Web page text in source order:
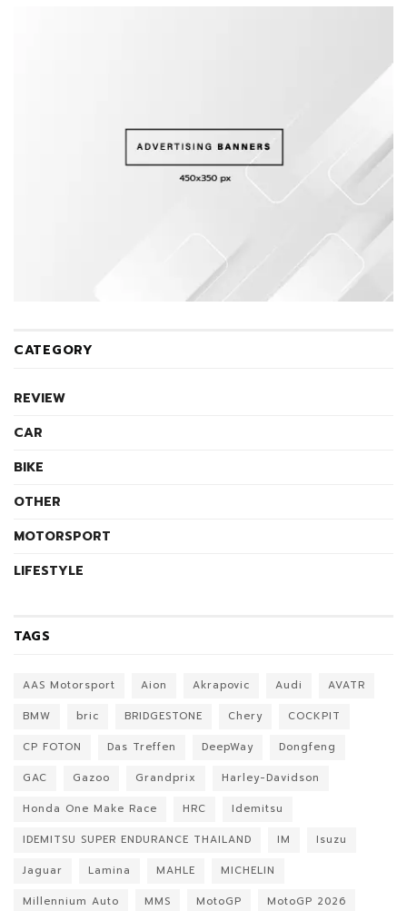
CATEGORY
REVIEW
CAR
BIKE
OTHER
MOTORSPORT
LIFESTYLE
TAGS
AAS Motorsport Aion Akrapovic Audi
AVATR
BMW
bric BRIDGESTONE Chery
COCKPIT
CP FOTON
Das Treffen DeepWay
Dongfeng
GAC
Gazoo Grandprix
Harley-Davidson
Honda One Make Race
HRC
Idemitsu
IDEMITSU SUPER ENDURANCE THAILAND
IM
Isuzu
Jaguar
Lamina MAHLE
MICHELIN
Millennium Auto
MMS MotoGP
MotoGP 2026